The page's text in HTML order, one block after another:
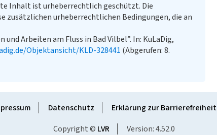
Inhalt ist urheberrechtlich geschützt. Die
zusätzlichen urheberrechtlichen Bedingungen, die an
und Arbeiten am Fluss in Bad Vilbel”. In: KuLaDig,
Objektansicht/KLD-328441 (Abgerufen: 8.
Datenschutz Erklärung zur Barrierefreiheit
Copyright © LVR Version: 4.52.0